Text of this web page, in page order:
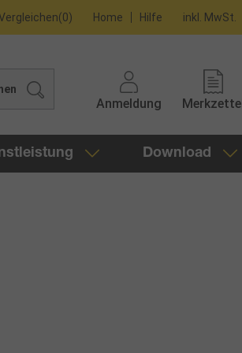
(0) Home Hilfe inkl. MwSt.
Anmeldung Merkzettel
Download